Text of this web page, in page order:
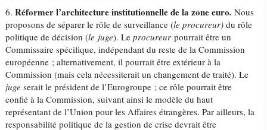
6.Réformer l’architecture institutionnelle de la zone euro.Nous
proposons de séparer le rôle de surveillance (le procureur) du rôle
politique de décision (le juge). Leprocureur pourrait être un
Commissaire spécifique, indépendant du reste de la Commission
européenne ; alternativement, il pourrait être extérieur à la
Commission (mais cela nécessiterait un changement de traité). Le
juge serait le président de l’Eurogroupe ; ce rôle pourrait être
confié à la Commission, suivant ainsi le modèle du haut
représentant de l’Union pour les Affaires étrangères. Par ailleurs, la
responsabilité politique de la gestion de crise devrait être